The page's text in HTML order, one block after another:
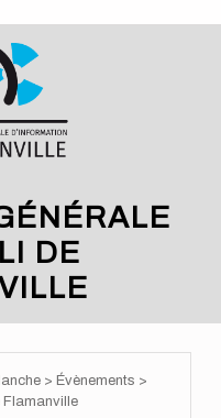
DE
>Évènements >
Flamanville